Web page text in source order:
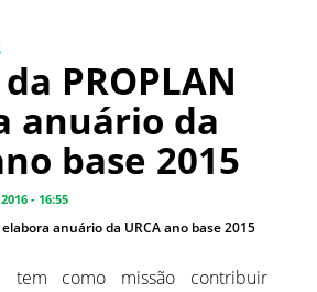
PROPLAN
anuário da
base 2015
- 16:55
elabora anuário da URCA ano base 2015
tem como missão contribuir